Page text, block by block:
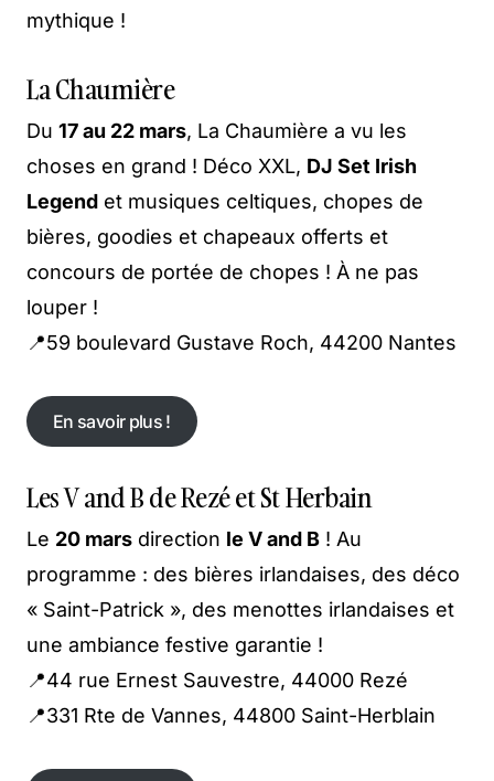
mythique !
La Chaumière
Du 17 au 22 mars, La Chaumière a vu les
choses en grand ! Déco XXL, DJ Set Irish
Legend et musiques celtiques, chopes de
bières, goodies et chapeaux offerts et
concours de portée de chopes ! À ne pas
louper !
📍59 boulevard Gustave Roch, 44200 Nantes
En savoir plus !
En savoir plus !
Les V and B de Rezé et St Herbain
Le 20 mars direction le V and B ! Au
programme : des bières irlandaises, des déco
« Saint-Patrick », des menottes irlandaises et
une ambiance festive garantie !
📍44 rue Ernest Sauvestre, 44000 Rezé
📍331 Rte de Vannes, 44800 Saint-Herblain